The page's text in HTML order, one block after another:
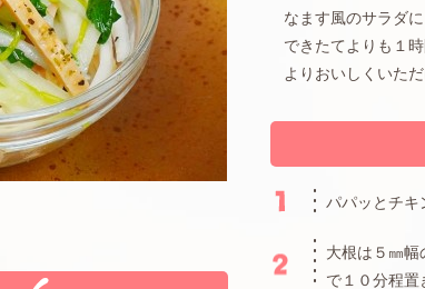
なます風のサラダに
できたてよりも１
よりおいしくいただ
パパッとチキ
大根は５㎜幅
で１０分程置